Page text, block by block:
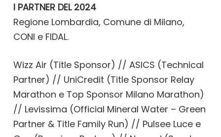
I PARTNER DEL 2024
Regione Lombardia, Comune di Milano,
CONI e FIDAL.
Wizz Air (Title Sponsor) // ASICS (Technical
Partner) // UniCredit (Title Sponsor Relay
Marathon e Top Sponsor Milano Marathon)
// Levissima (Official Mineral Water – Green
Partner & Title Family Run) // Pulsee Luce e